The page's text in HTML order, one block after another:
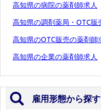
高知県の病院の薬剤師求人
高知県の調剤薬局・OTC販
高知県のOTC販売の薬剤師
高知県の企業の薬剤師求人
雇用形態から探す